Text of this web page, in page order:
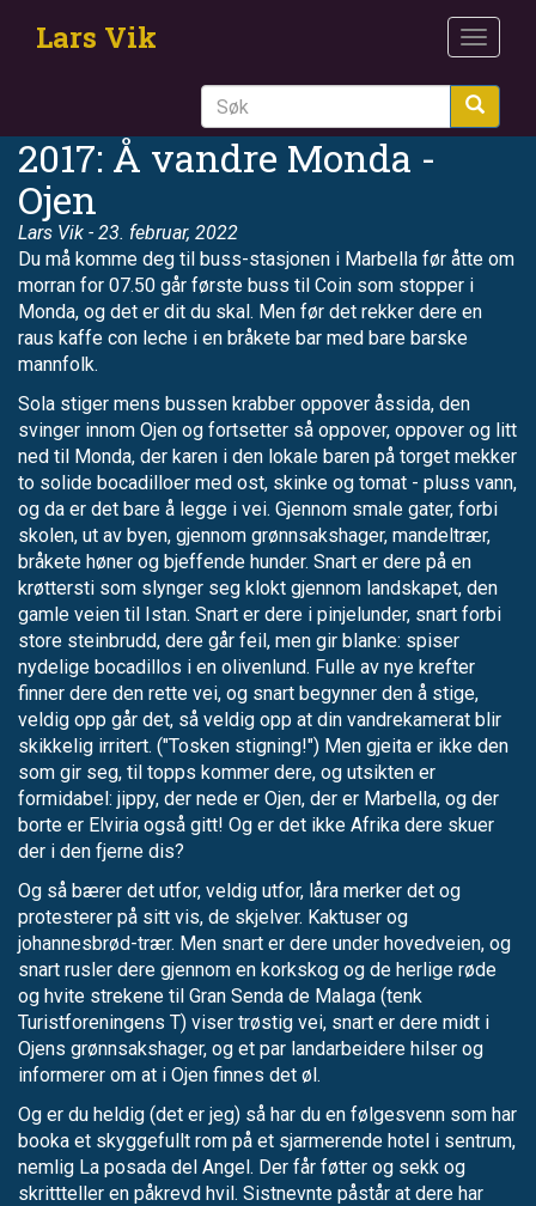
Lars Vik
Toggle
Søk
2017: Å vandre Monda -
Ojen
Lars Vik - 23. februar, 2022
Du må komme deg til buss-stasjonen i Marbella før åtte om
morran for 07.50 går første buss til Coin som stopper i
Monda, og det er dit du skal. Men før det rekker dere en
raus kaffe con leche i en bråkete bar med bare barske
mannfolk.
Sola stiger mens bussen krabber oppover åssida, den
svinger innom Ojen og fortsetter så oppover, oppover og litt
ned til Monda, der karen i den lokale baren på torget mekker
to solide bocadilloer med ost, skinke og tomat - pluss vann,
og da er det bare å legge i vei. Gjennom smale gater, forbi
skolen, ut av byen, gjennom grønnsakshager, mandeltrær,
bråkete høner og bjeffende hunder. Snart er dere på en
krøttersti som slynger seg klokt gjennom landskapet, den
gamle veien til Istan. Snart er dere i pinjelunder, snart forbi
store steinbrudd, dere går feil, men gir blanke: spiser
nydelige bocadillos i en olivenlund. Fulle av nye krefter
finner dere den rette vei, og snart begynner den å stige,
veldig opp går det, så veldig opp at din vandrekamerat blir
skikkelig irritert. ("Tosken stigning!") Men gjeita er ikke den
som gir seg, til topps kommer dere, og utsikten er
formidabel: jippy, der nede er Ojen, der er Marbella, og der
borte er Elviria også gitt! Og er det ikke Afrika dere skuer
der i den fjerne dis?
Og så bærer det utfor, veldig utfor, låra merker det og
protesterer på sitt vis, de skjelver. Kaktuser og
johannesbrød-trær. Men snart er dere under hovedveien, og
snart rusler dere gjennom en korkskog og de herlige røde
og hvite strekene til Gran Senda de Malaga (tenk
Turistforeningens T) viser trøstig vei, snart er dere midt i
Ojens grønnsakshager, og et par landarbeidere hilser og
informerer om at i Ojen finnes det øl.
Og er du heldig (det er jeg) så har du en følgesvenn som har
booka et skyggefullt rom på et sjarmerende hotel i sentrum,
nemlig La posada del Angel. Der får føtter og sekk og
skrittteller en påkrevd hvil. Sistnevnte påstår at dere har